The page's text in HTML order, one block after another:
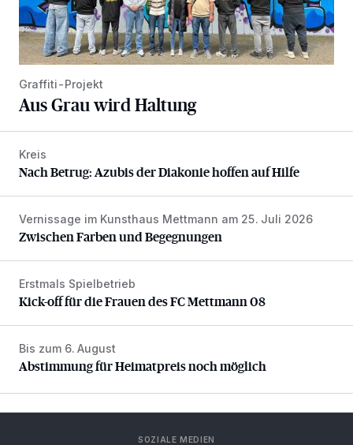
Graffiti-Projekt
Aus Grau wird Haltung
Nach Betrug: Azubis der Diakonie hoffen auf Hilfe
Kreis
Nach Betrug: Azubis der Diakonie hoffen auf Hilfe
Zwischen Farben und Begegnungen
Vernissage im Kunsthaus Mettmann am 25. Juli 2026
Zwischen Farben und Begegnungen
Kick-off für die Frauen des FC Mettmann 08
Erstmals Spielbetrieb
Kick-off für die Frauen des FC Mettmann 08
Abstimmung für Heimatpreis noch möglich
Bis zum 6. August
Abstimmung für Heimatpreis noch möglich
SOZIALE MEDIEN